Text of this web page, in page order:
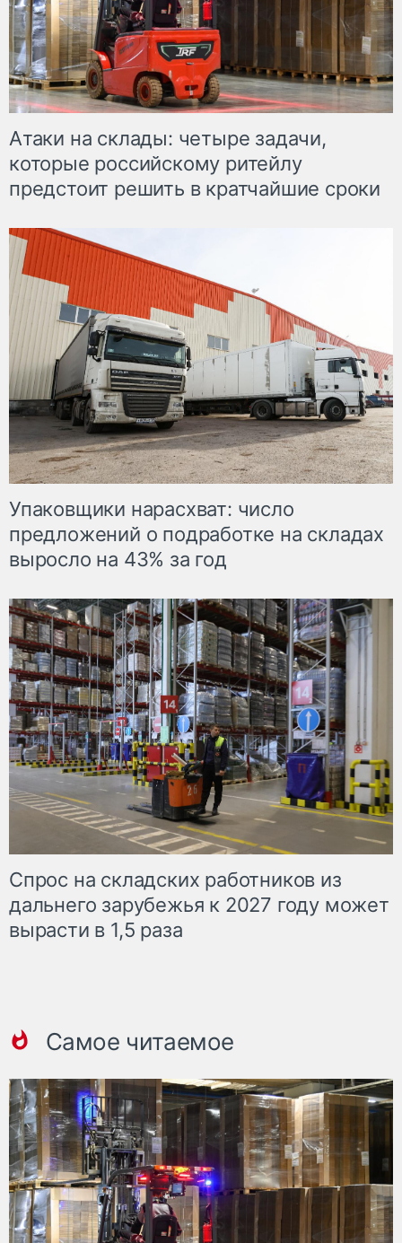
Атаки на склады: четыре задачи,
которые российскому ритейлу
предстоит решить в кратчайшие сроки
Упаковщики нарасхват: число
предложений о подработке на складах
выросло на 43% за год
Спрос на складских работников из
дальнего зарубежья к 2027 году может
вырасти в 1,5 раза
Самое читаемое